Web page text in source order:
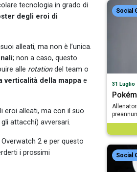
tecnologia in grado di
degli eroi di
alleati, ma non è l’unica.
; non a caso, questo
alle rotationdel team o
verticalità della mappa e
eroi alleati, ma con il suo
attacchi) avversari.
2 e per questo
i prossimi
Social
31 Luglio
Social